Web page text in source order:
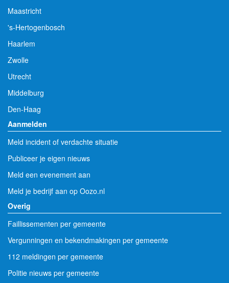
Maastricht
's-Hertogenbosch
Haarlem
Zwolle
Utrecht
Middelburg
Den-Haag
Aanmelden
Meld incident of verdachte situatie
Publiceer je eigen nieuws
Meld een evenement aan
Meld je bedrijf aan op Oozo.nl
Overig
Faillissementen per gemeente
Vergunningen en bekendmakingen per gemeente
112 meldingen per gemeente
Politie nieuws per gemeente